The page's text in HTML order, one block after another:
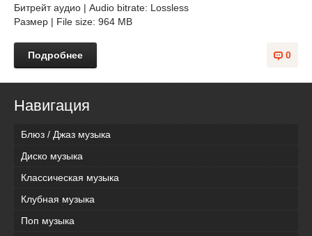
Битрейт аудио | Audio bitrate: Lossless
Размер | File size: 964 MB
0
Подробнее
Навигация
Блюз / Джаз музыка
Диско музыка
Классическая музыка
Клубная музыка
Поп музыка